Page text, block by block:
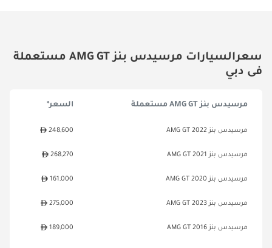
سعرالسيارات مرسيدس بنز AMG GT مستعملة
فى دبي
مرسيدس بنز AMG GT مستعملة السعر*
مرسيدس بنز AMG GT 2022 248,600
مرسيدس بنز AMG GT 2021 268,270
مرسيدس بنز AMG GT 2020 161,000
مرسيدس بنز AMG GT 2023 275,000
مرسيدس بنز AMG GT 2016 189,000